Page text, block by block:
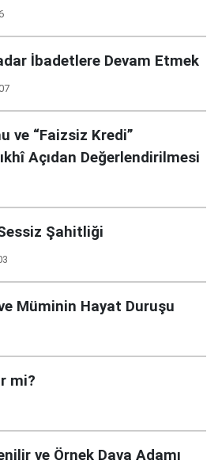
İbadetlere Devam Etmek
ve “Faizsiz Kredi”
Açıdan Değerlendirilmesi
Şahitliği
Müminin Hayat Duruşu
mi?
ve Örnek Dava Adamı